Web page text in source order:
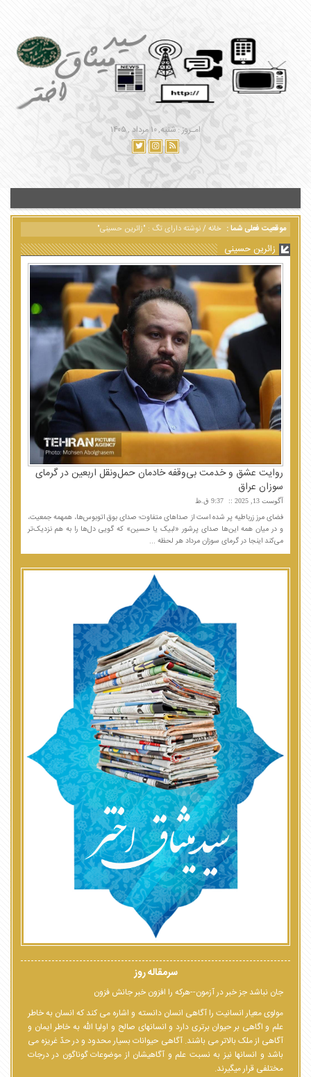
امـروز : شنبه, ۱۰ مرداد , ۱۴۰۵
موقعیت فعلی شما : خانه/نوشته دارای تگ : "زائرین حسینی"
زائرین حسینی
روایت عشق و خدمت بی‌وقفه خادمان حمل‌ونقل اربعین در گرمای
سوزان عراق
آگوست 13, 2025 9:37 ق.ظ
فضای مرز زرباطیه پر شده است از صداهای متفاوت؛ صدای بوق اتوبوس‌ها، همهمه جمعیت،
و در میان همه این‌ها صدای پرشور «لبیک یا حسین» که گویی دل‌ها را به هم نزدیک‌تر
می‌کند اینجا در گرمای سوزان مرداد هر لحظه ...
سرمقاله روز
جان نباشد جز خبر در آزمون--هرکه را افزون خبر جانش فزون
مولوی معیار انسانیت را آگاهی انسان دانسته و اشاره می کند که انسان به خاطر
علم و اگاهی بر حیوان برتری دارد و انسانهای صالح و اولیا الله به خاطر ایمان و
آگاهی از ملک بالاتر می باشند. آگاهی حیوانات بسیار محدود و در حدّ غریزه می
باشد و انسانها نیز به نسبت علم و آگاهیشان از موضوعات گوناگون در درجات
مختلفی قرار میگیرند.